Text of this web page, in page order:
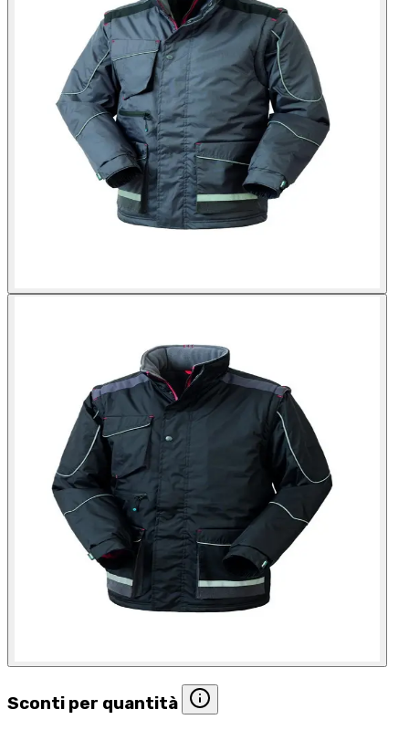
Sconti per quantità